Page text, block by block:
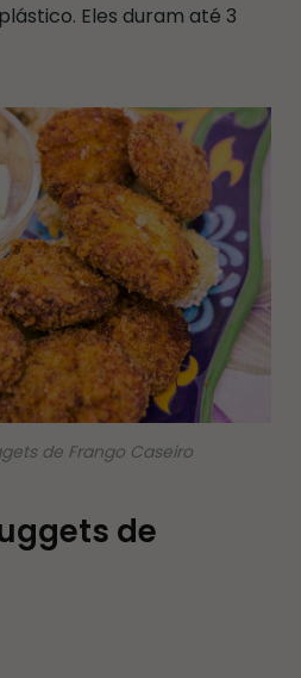
Eles duram até 3
de Frango Caseiro
de